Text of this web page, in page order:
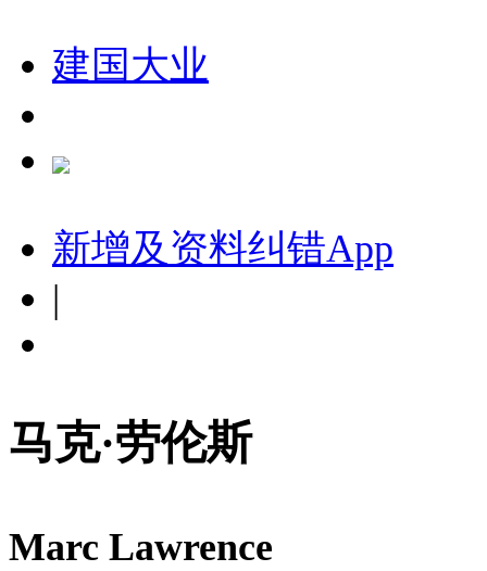
建国大业
新增及资料纠错App
|
马克·劳伦斯
Marc Lawrence